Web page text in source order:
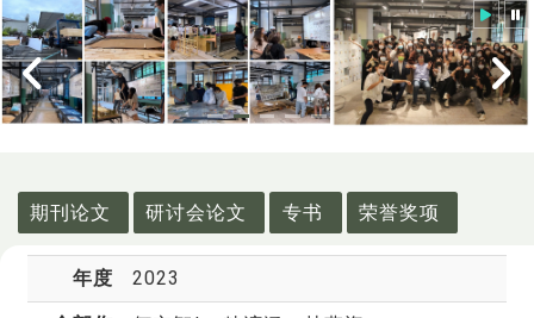
期刊论文
研讨会论文 专书 荣誉奖项
年度 2023